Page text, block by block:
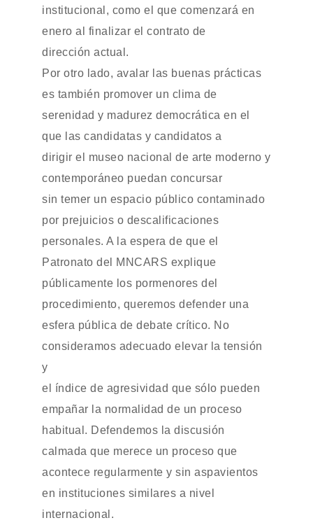
institucional, como el que comenzará en
enero al finalizar el contrato de
dirección actual.
Por otro lado, avalar las buenas prácticas
es también promover un clima de
serenidad y madurez democrática en el
que las candidatas y candidatos a
dirigir el museo nacional de arte moderno y
contemporáneo puedan concursar
sin temer un espacio público contaminado
por prejuicios o descalificaciones
personales. A la espera de que el
Patronato del MNCARS explique
públicamente los pormenores del
procedimiento, queremos defender una
esfera pública de debate crítico. No
consideramos adecuado elevar la tensión
y
el índice de agresividad que sólo pueden
empañar la normalidad de un proceso
habitual. Defendemos la discusión
calmada que merece un proceso que
acontece regularmente y sin aspavientos
en instituciones similares a nivel
internacional.